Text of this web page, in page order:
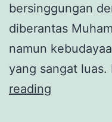
bersinggungan
diberantas
namun
yang sangat luas.
reading